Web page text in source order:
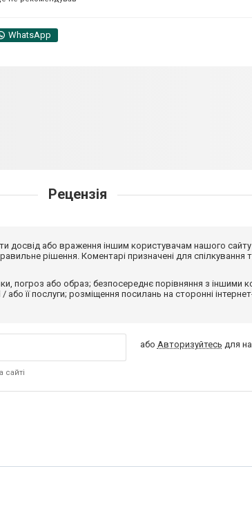
WhatsApp
Рецензія
досвід або враження іншим користувачам нашого
рішення. Коментарі призначені для спілкування
погроз або образ; безпосереднє порівняння з іншими
або її послуги; розміщення посилань на сторонні
сайті
або Авторизуйтесь для